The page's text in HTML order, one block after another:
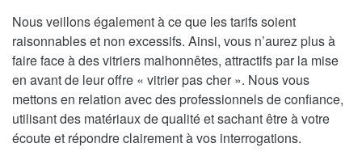
Nous veillons également à ce que les tarifs soient
raisonnables et non excessifs. Ainsi, vous n’aurez plus à
faire face à des vitriers malhonnêtes, attractifs par la mise
en avant de leur offre « vitrier pas cher ». Nous vous
mettons en relation avec des professionnels de confiance,
utilisant des matériaux de qualité et sachant être à votre
écoute et répondre clairement à vos interrogations.